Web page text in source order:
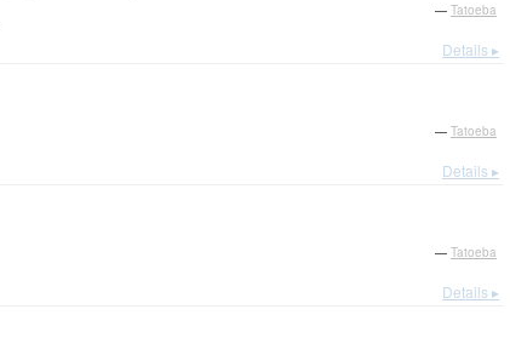
— Tatoeba
Details ▸
— Tatoeba
Details ▸
— Tatoeba
Details ▸